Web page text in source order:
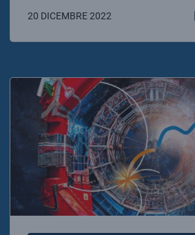
20 DICEMBRE 2022